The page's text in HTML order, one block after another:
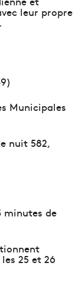
leur propre
Municipales
nuit 582,
minutes de
25 et 26